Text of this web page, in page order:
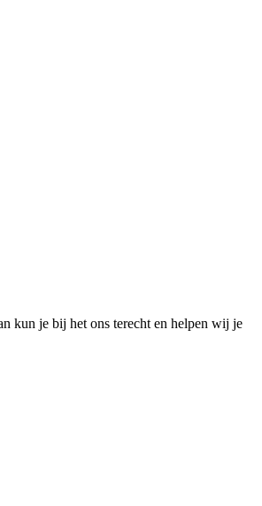
kun je bij het ons terecht en helpen wij je